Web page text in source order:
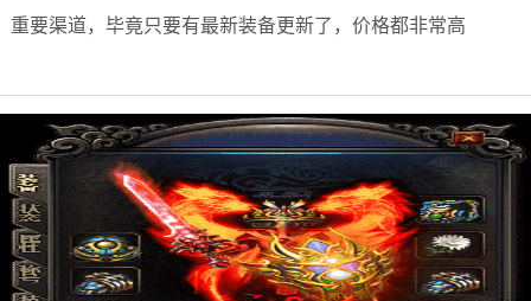
重要渠道，毕竟只要有最新装备更新了，价格都非常高